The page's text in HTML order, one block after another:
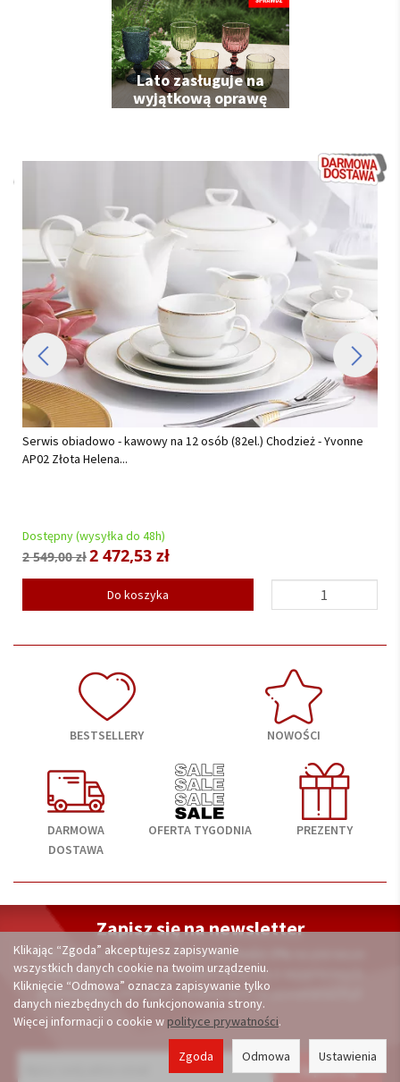
Lato zasługuje na
wyjątkową oprawę
Serwis obiadowy na 12 osób (42el.) Chodzież - City AP03 Sonata
Platynowa...
Dostępny (wysyłka do 48h)
1 389,00 zł1 319,55 zł
Do koszyka
BESTSELLERY NOWOŚCI
DARMOWA
DOSTAWA
OFERTA TYGODNIA PREZENTY
Zapisz się na newsletter
A otrzymasz kod rabatowyo wartości 3%
zakupy. Dodatkowo, powiadomimy Cię o wyjątkowych
promocjach, ofertach i nowościach na porcelana24.pl
Klikając “Zgoda” akceptujesz zapisywanie
wszystkich danych cookie na twoim urządzeniu.
Kliknięcie “Odmowa” oznacza zapisywanie tylko
danych niezbędnych do funkcjonowania strony.
Więcej informacji o cookie w polityce prywatności.
Ustawienia
Odmowa
Zgoda